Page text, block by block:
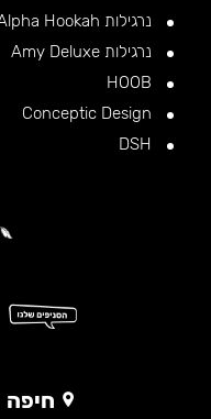
נרגילות Alpha Hookah
נרגילות Amy Deluxe
חיפה